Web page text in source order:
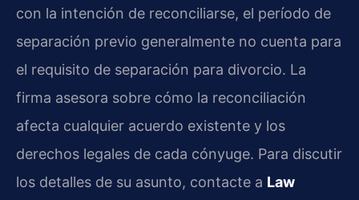
con la intención de reconciliarse, el período de
separación previo generalmente no cuenta para
el requisito de separación para divorcio. La
firma asesora sobre cómo la reconciliación
afecta cualquier acuerdo existente y los
derechos legales de cada cónyuge. Para discutir
los detalles de su asunto, contacte a Law